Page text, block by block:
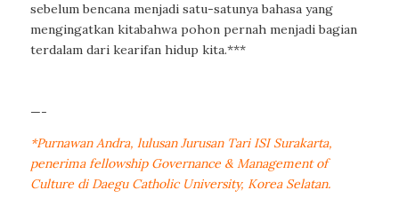
sebelum bencana menjadi satu-satunya bahasayang
mengingatkan kitabahwa pohon pernah menjadi bagian
terdalam dari kearifan hidup kita.***
—-
*Purnawan Andra, lulusan Jurusan Tari ISI Surakarta,
penerima fellowship Governance & Management of
Culture di Daegu Catholic University, Korea Selatan.